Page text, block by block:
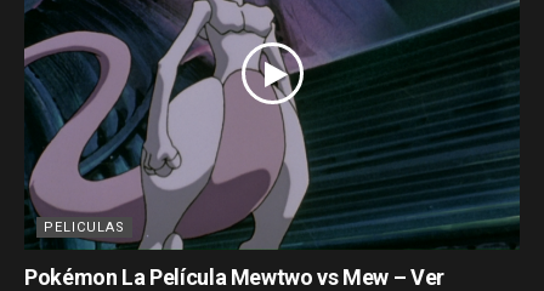
PELICULAS
Pokémon La Película Mewtwo vs Mew – Ver